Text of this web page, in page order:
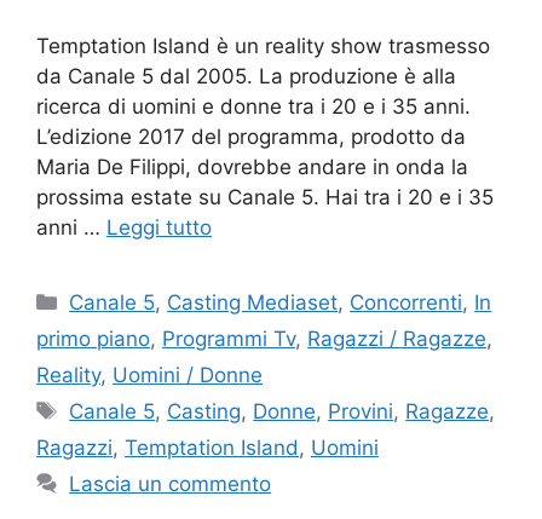
Temptation Island è un reality show trasmesso
da Canale 5 dal 2005. La produzione è alla
ricerca di uomini e donne tra i 20 e i 35 anni.
L’edizione 2017 del programma, prodotto da
Maria De Filippi, dovrebbe andare in onda la
prossima estate su Canale 5. Hai tra i 20 e i 35
anni … Leggi tutto
Categorie
Canale 5, Casting Mediaset, Concorrenti, In
primo piano, Programmi Tv, Ragazzi / Ragazze,
Reality, Uomini / Donne
Tag
Canale 5, Casting, Donne, Provini, Ragazze,
Ragazzi, Temptation Island , Uomini
Lascia un commento